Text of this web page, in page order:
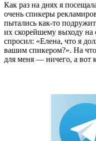
Как раз на днях я
очень спикеры
пытались как-то
их скорейшему выходу
спросил: «Елена, что я
вашим спикером?». На
для меня — ничего, а вот